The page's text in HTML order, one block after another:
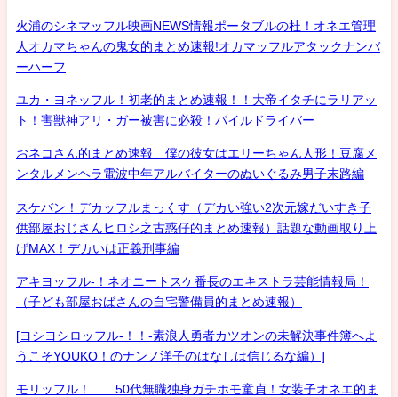
火浦のシネマッフル映画NEWS情報ポータブルの杜！オネエ管理
人オカマちゃんの鬼女的まとめ速報!オカマッフルアタックナンバ
ーハーフ
ユカ・ヨネッフル！初老的まとめ速報！！大帝イタチにラリアッ
ト！害獣神アリ・ガー被害に必殺！パイルドライバー
おネコさん的まとめ速報 僕の彼女はエリーちゃん人形！豆腐メ
ンタルメンヘラ電波中年アルバイターのぬいぐるみ男子末路編
スケバン！デカッフルまっくす（デカい強い2次元嫁だいすき子
供部屋おじさんヒロシ之古惑仔的まとめ速報）話題な動画取り上
げMAX！デカいは正義刑事編
アキヨッフル-！ネオニートスケ番長のエキストラ芸能情報局！
（子ども部屋おばさんの自宅警備員的まとめ速報）
[ヨシヨシロッフル-！！-素浪人勇者カツオンの未解決事件簿へよ
うこそYOUKO！のナンノ洋子のはなしは信じるな編）]
モリッフル！ 50代無職独身ガチホモ童貞！女装子オネエ的ま